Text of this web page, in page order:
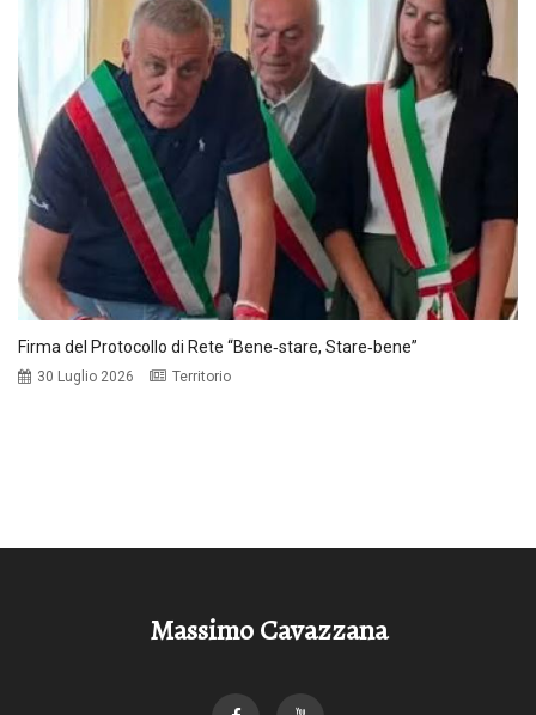
Firma del Protocollo di Rete “Bene‑stare, Stare‑bene”
30 Luglio 2026 Territorio
Massimo Cavazzana